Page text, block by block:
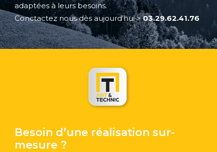
adaptées à leurs besoins.
Conctactez nous dès aujourd’hui>03.29.62.41.76
Besoin d’une réalisation sur-
mesure ?